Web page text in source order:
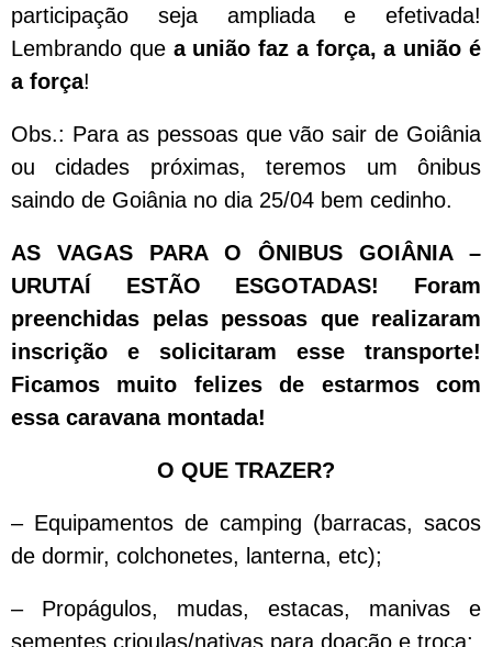
participação seja ampliada e efetivada!
Lembrando que a união faz a força, a união é
a força!
Obs.: Para as pessoas que vão sair de Goiânia
ou cidades próximas, teremos um ônibus
saindo de Goiânia no dia 25/04 bem cedinho.
AS VAGAS PARA O ÔNIBUS GOIÂNIA –
URUTAÍ ESTÃO ESGOTADAS! Foram
preenchidas pelas pessoas que realizaram
inscrição e solicitaram esse transporte!
Ficamos muito felizes de estarmos com
essa caravana montada!
O QUE TRAZER?
– Equipamentos de camping (barracas, sacos
de dormir, colchonetes, lanterna, etc);
– Propágulos, mudas, estacas, manivas e
sementes crioulas/nativas para doação e troca;